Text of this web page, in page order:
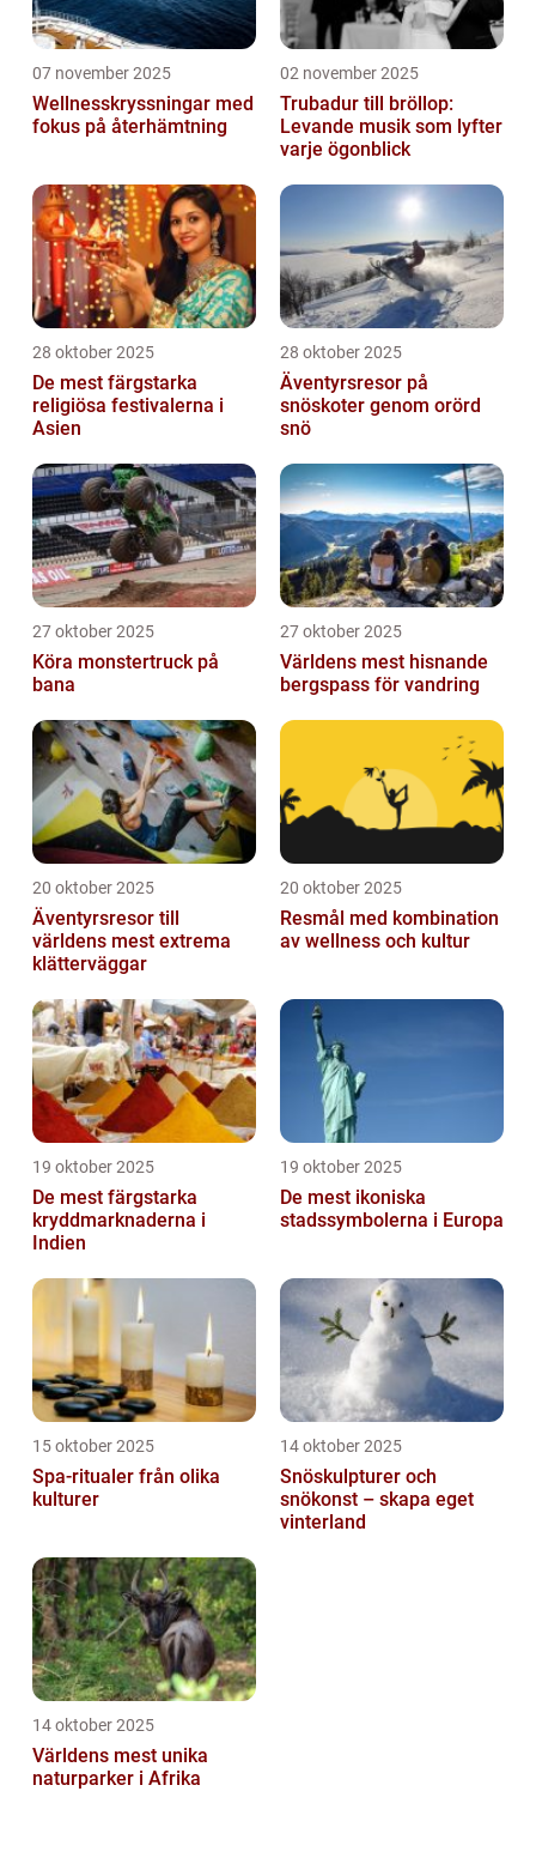
07 november 2025
Wellnesskryssningar med
fokus på återhämtning
02 november 2025
Trubadur till bröllop:
Levande musik som lyfter
varje ögonblick
28 oktober 2025
De mest färgstarka
religiösa festivalerna i
Asien
28 oktober 2025
Äventyrsresor på
snöskoter genom orörd
snö
27 oktober 2025
Köra monstertruck på
bana
27 oktober 2025
Världens mest hisnande
bergspass för vandring
20 oktober 2025
Äventyrsresor till
världens mest extrema
klätterväggar
20 oktober 2025
Resmål med kombination
av wellness och kultur
19 oktober 2025
De mest färgstarka
kryddmarknaderna i
Indien
19 oktober 2025
De mest ikoniska
stadssymbolerna i Europa
15 oktober 2025
Spa-ritualer från olika
kulturer
14 oktober 2025
Snöskulpturer och
snökonst – skapa eget
vinterland
14 oktober 2025
Världens mest unika
naturparker i Afrika